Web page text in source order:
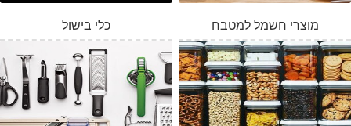
כלי בישול מוצרי חשמל למטבח